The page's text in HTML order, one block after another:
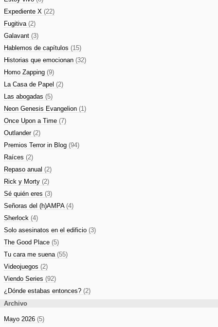
Expediente X (22)
Fugitiva (2)
Galavant (3)
Hablemos de capítulos (15)
Historias que emocionan (32)
Homo Zapping (9)
La Casa de Papel (2)
Las abogadas (5)
Neon Genesis Evangelion (1)
Once Upon a Time (7)
Outlander (2)
Premios Terror in Blog (94)
Raíces (2)
Repaso anual (2)
Rick y Morty (2)
Sé quién eres (3)
Señoras del (h)AMPA (4)
Sherlock (4)
Solo asesinatos en el edificio (3)
The Good Place (5)
Tu cara me suena (55)
Videojuegos (2)
Viendo Series (92)
¿Dónde estabas entonces? (2)
Archivo
Mayo 2026 (5)